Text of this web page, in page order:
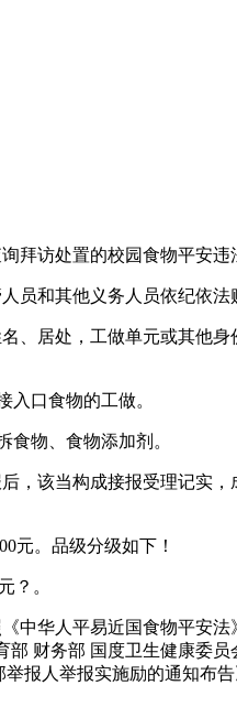
访处置的校园食物平安违
和其他义务人员依纪依法
居处，工做单元或其他身
口食物的工做。
物、食物添加剂。
该当构成接报受理记实，
元。品级分级如下！
？。
华人平易近国食物平安法
财务部 国度卫生健康委
报人举报实施励的通知布